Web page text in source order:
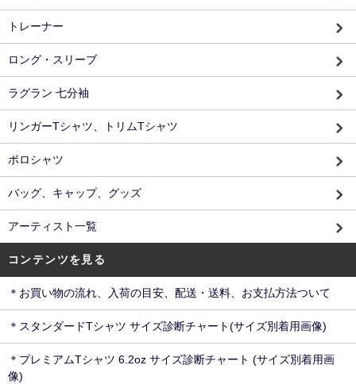
トレーナー
ロング・スリーブ
ラグラン 七分袖
リンガーTシャツ、トリムTシャツ
ポロシャツ
バッグ、キャップ、グッズ
アーティスト一覧
コンテンツを見る
＊お買い物の流れ、入荷の目安、配送・送料、お支払方法ついて
＊スタンダードTシャツ サイズ診断チャート(サイズ別着用画像)
＊プレミアムTシャツ 6.2oz サイズ診断チャート (サイズ別着用画
像)